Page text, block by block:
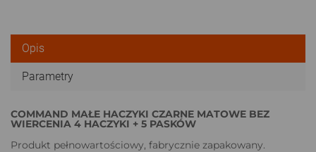
Opis
Parametry
COMMAND MAŁE HACZYKI CZARNE MATOWE BEZ
WIERCENIA 4 HACZYKI + 5 PASKÓW
Produkt pełnowartościowy, fabrycznie zapakowany.